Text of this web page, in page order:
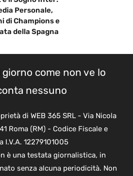
Personale,
di Champions e
della Spagna
come non ve lo
nessuno
di WEB 365 SRL - Via Nicola
Roma (RM) - Codice Fiscale e
I.V.A. 12279101005
è una testata giornalistica, in
senza alcuna periodicità. Non